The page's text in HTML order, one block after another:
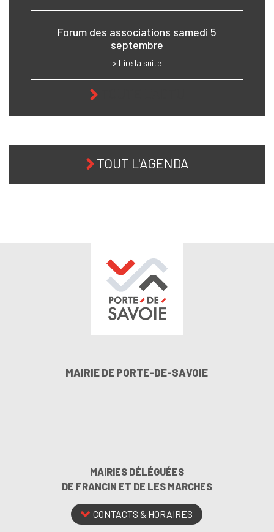
Forum des associations samedi 5
septembre
> Lire la suite
TOUT L'AGENDA
MAIRIE DE PORTE-DE-SAVOIE
MAIRIES DÉLÉGUÉES
DE FRANCIN ET DE LES MARCHES
CONTACTS & HORAIRES